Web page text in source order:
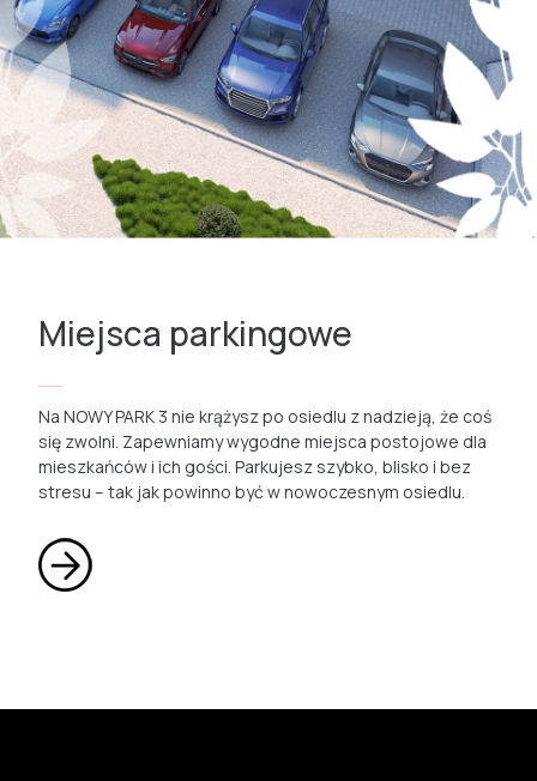
Miejsca parkingowe
Na NOWY PARK 3 nie krążysz po osiedlu z nadzieją, że coś
się zwolni. Zapewniamy wygodne miejsca postojowe dla
mieszkańców i ich gości. Parkujesz szybko, blisko i bez
stresu – tak jak powinno być w nowoczesnym osiedlu.